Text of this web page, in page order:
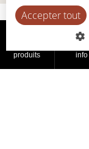
produits info
Accepter tout